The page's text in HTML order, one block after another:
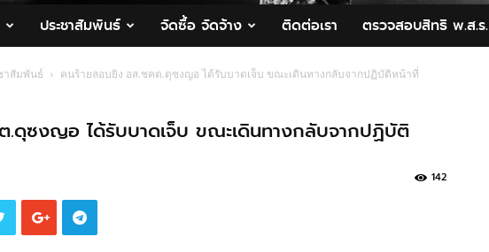
ประชาสัมพันธ์ จัดซื้อ จัดจ้าง ติดต่อเรา ตรวจสอบสิทธิ พ.ส.ร.
าสัมพันธ์ คนร้ายลอบยิง อส.ชคต.ดุซงญอ ได้รับบาดเจ็บ ขณะเดินทางกลับจากปฏิบัติหน้าที่
.ดุซงญอ ได้รับบาดเจ็บ ขณะเดินทางกลับจากปฏิบัติ
142